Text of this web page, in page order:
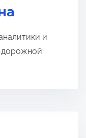
и
дорожной